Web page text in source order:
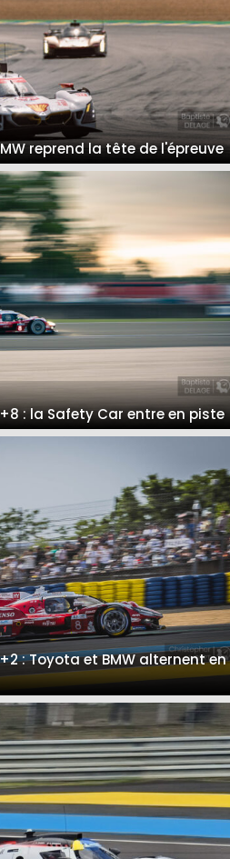
reprend la tête de l'épreuve
: la Safety Car entre en piste
: Toyota et BMW alternent en